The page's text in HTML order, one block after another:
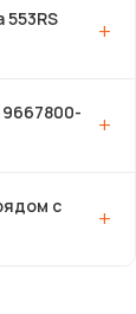
9667800-
с